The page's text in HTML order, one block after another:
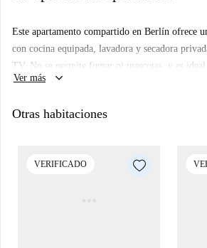
Este apartamento compartido en Berlín ofrece
con cocina equipada, lavadora y secadora
TV. No se permite fumar ni mascotas, y es ideal
parejas o estudiantes. Verificado y certificado
estación de metro Franz-Neumann-Platz se
el transporte. Entre las opciones
Ver más keyboard_arrow_down
Otras habitaciones
VERIFICADO